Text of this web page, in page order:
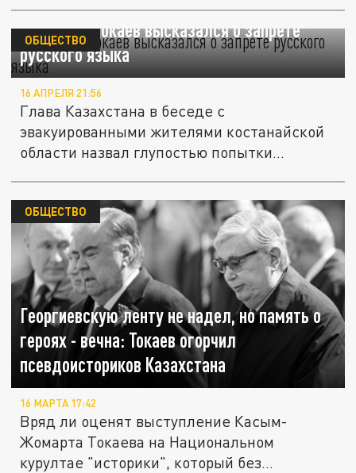
Глупость: Токаев высказался о запрете
русского языка
ОБЩЕСТВО
16 АПРЕЛЯ 21:56
Глава Казахстана в беседе с
эвакуированными жителями костанайской
области назвал глупостью попытки
Георгиевскую ленту не надел, но память о
героях - вечна: Токаев огорчил
псевдоисториков Казахстана
ОБЩЕСТВО
16 МАРТА 17:42
Вряд ли оценят выступление Касым-
Жомарта Токаева на Национальном
курултае "историки", который без